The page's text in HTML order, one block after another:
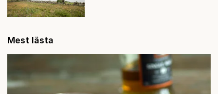
Mest lästa